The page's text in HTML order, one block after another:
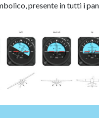
presente in tutti i